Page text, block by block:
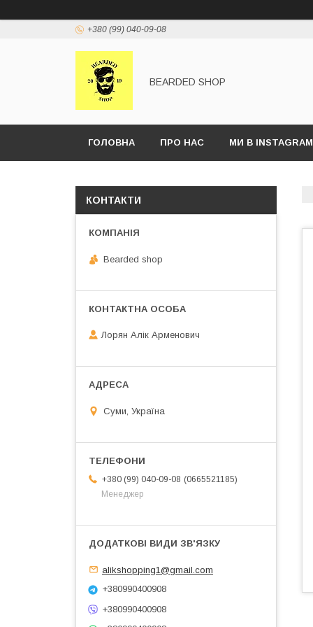
+380 (99) 040-09-08
BEARDED SHOP
ГОЛОВНА ПРО НАС МИ В INSTAGRAM
КОНТАКТИ
Bearded shop
Лорян Алік Арменович
Суми, Україна
+380 (99) 040-09-08
0665521185
Менеджер
alikshopping1@gmail.com
+380990400908
+380990400908